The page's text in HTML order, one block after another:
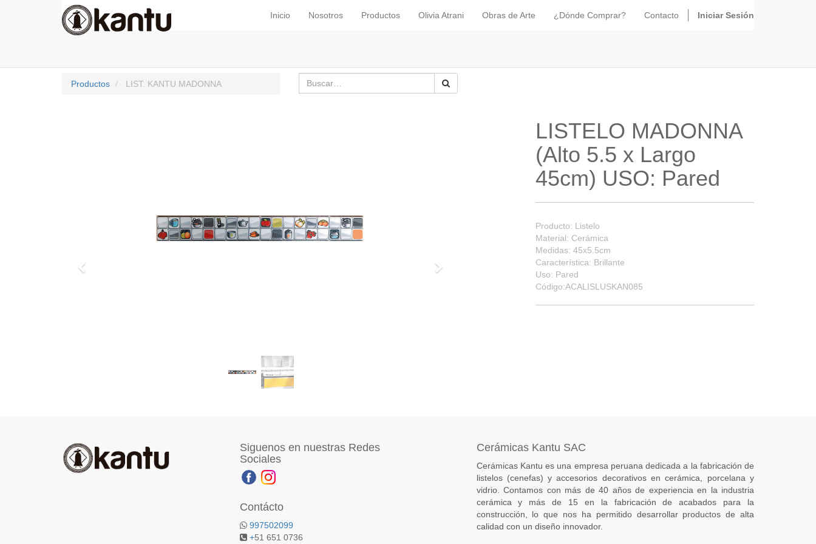
Inicio Nosotros Productos Olivia Atrani Obras de Arte ¿Dónde Comprar? Contacto Iniciar Sesión
Productos LIST. KANTU MADONNA
Siguiente
LISTELO MADONNA
(Alto 5.5 x Largo
45cm) USO: Pared
Producto: Listelo
Material: Cerámica
Medidas: 45x5.5cm
Característica: Brillante
Uso: Pared
Código:ACALISLUSKAN085
Siguenos en nuestras Redes
Sociales
Contácto
997502099
+51 651 0736
Cerámicas Kantu SAC
Cerámicas Kantu es una empresa peruana dedicada a la fabricación de
listelos (cenefas) y accesorios decorativos en cerámica, porcelana y
vidrio. Contamos con más de 40 años de experiencia en la industria
cerámica y más de 15 en la fabricación de acabados para la
construcción, lo que nos ha permitido desarrollar productos de alta
calidad con un diseño innovador.